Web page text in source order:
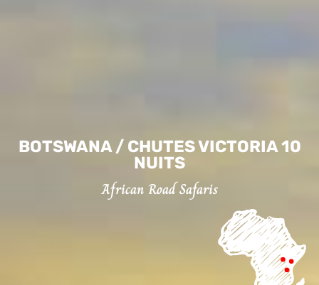
BOTSWANA / CHUTES VICTORIA 10
NUITS
African Road Safaris